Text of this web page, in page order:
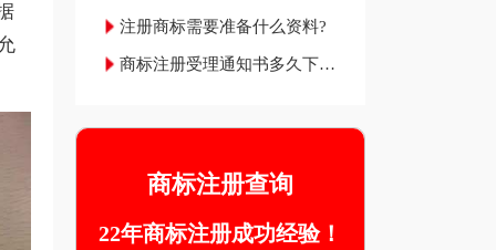
注册商标需要准备什么资料?
商标注册受理通知书多久下
商标注册查询
22年商标注册成功经验！